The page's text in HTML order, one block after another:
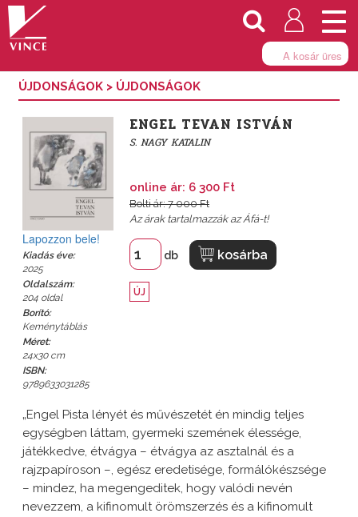
A kosár üres
ÚJDONSÁGOK > ÚJDONSÁGOK
Lapozzon bele!
Kiadás éve:
2025
Oldalszám:
204 oldal
Borító:
Keménytáblás
Méret:
24x30 cm
ISBN:
9789633031285
ENGEL TEVAN ISTVÁN
S. NAGY KATALIN
online ár: 6 300 Ft
Bolti ár: 7 000 Ft
Az árak tartalmazzák az Áfá-t!
db kosárba
ÚJ
„Engel Pista lényét és művészetét én mindig teljes
egységben láttam, gyermeki szemének élessége,
játékkedve, étvágya – étvágya az asztalnál és a
rajzpapíroson –, egész eredetisége, formálókészsége
– mindez, ha megengeditek, hogy valódi nevén
nevezzem, a kifinomult örömszerzés és a kifinomult